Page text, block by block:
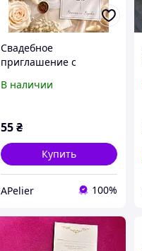
Свадебное
приглашение с
лентой | Элегантное
тонах
В наличии
55 ₴
Купить
APelier 100%